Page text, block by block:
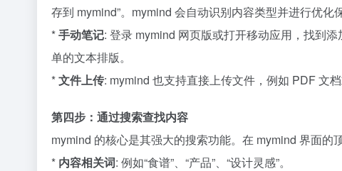
存到 mymind”。mymind 会自动识别内容类型并进行优化保
*手动笔记: 登录 mymind 网页版或打开移动应用，找到
单的文本排版。
*文件上传: mymind 也支持直接上传文件，例如 PDF 文档
第四步：通过搜索查找内容
mymind 的核心是其强大的搜索功能。在 mymind 界面的
* 内容相关词: 例如“食谱”、“产品”、“设计灵感”。